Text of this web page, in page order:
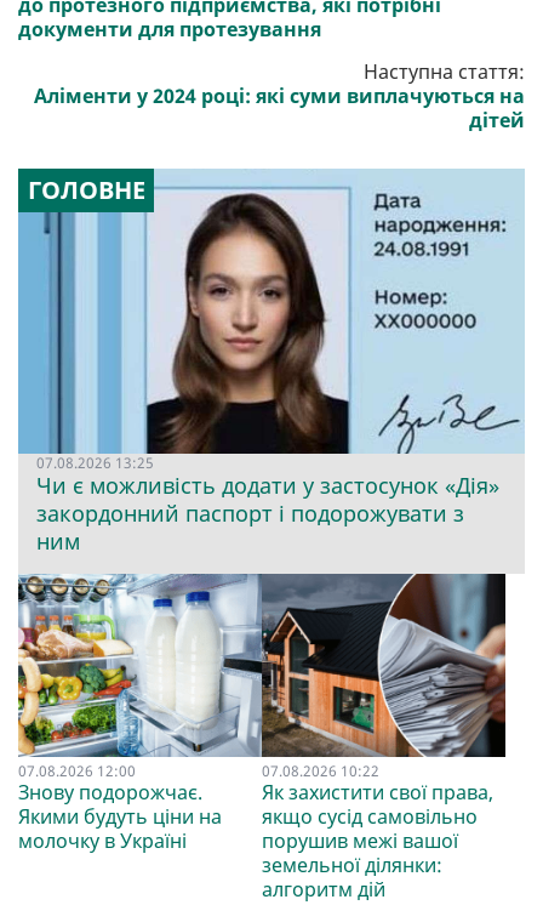
документи для протезування
Наступна стаття:
Аліменти у 2024 році: які суми виплачуються на
дітей
ГОЛОВНЕ
07.08.2026 13:25
Чи є можливість додати у застосунок «Дія»
закордонний паспорт і подорожувати з
ним
07.08.2026 12:00
Знову подорожчає.
Якими будуть ціни на
молочку в Україні
07.08.2026 10:22
Як захистити свої права,
якщо сусід самовільно
порушив межі вашої
земельної ділянки:
алгоритм дій